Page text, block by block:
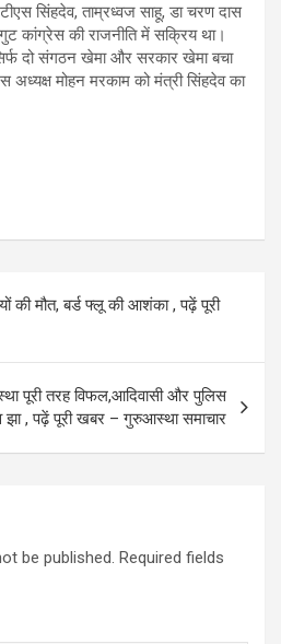
सिंहदेव, ताम्रध्वज साहू, डा चरण दास
कांग्रेस की राजनीति में सक्रिय था।
दो संगठन खेमा और सरकार खेमा बचा
मोहन मरकाम को मंत्री सिंहदेव का
की मौत, बर्ड फ्लू की आशंका , पढ़ें पूरी
पूरी तरह विफल,आदिवासी और पुलिस
झा , पढ़ें पूरी खबर – गुरुआस्था समाचार
be published. Required fields